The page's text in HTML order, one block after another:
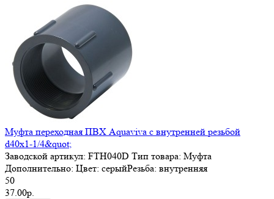
Муфта переходная ПВХ Aquaviva с внутренней резьбой
d40х1-1/4&quot;
Заводской артикул: FTH040D Тип товара: Муфта
Дополнительно: Цвет: серыйРезьба: внутренняя
50
37.00р.